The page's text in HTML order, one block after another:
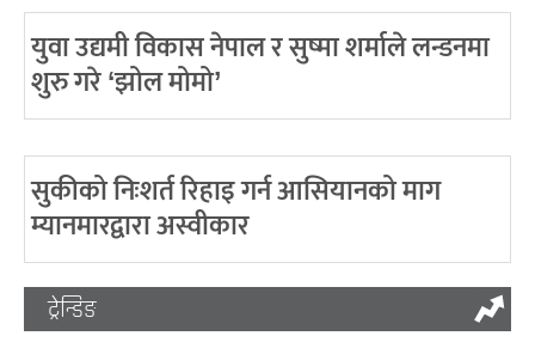
युवा उद्यमी विकास नेपाल र सुष्मा शर्माले लन्डनमा
शुरु गरे ‘झोल मोमो’
सुकीको निःशर्त रिहाइ गर्न आसियानको माग
म्यानमारद्वारा अस्वीकार
ट्रेन्डिङ